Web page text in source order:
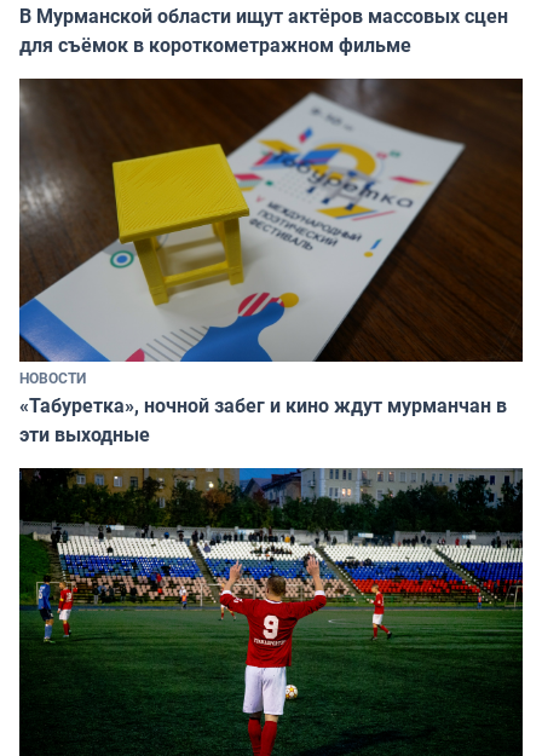
В Мурманской области ищут актёров массовых сцен
для съёмок в короткометражном фильме
НОВОСТИ
«Табуретка», ночной забег и кино ждут мурманчан в
эти выходные